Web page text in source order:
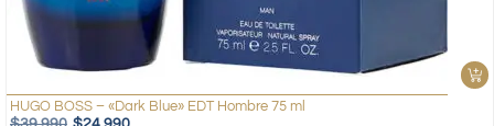
HUGO BOSS – «Dark Blue» EDT Hombre 75 ml